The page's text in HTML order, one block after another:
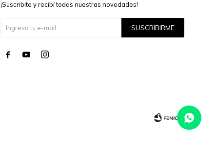
¡Suscribite y recibí todas nuestras novedades!
SUSCRIBIRME
  